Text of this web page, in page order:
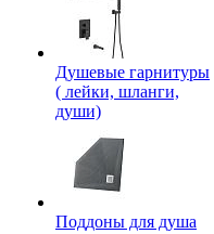
Душевые гарнитуры
( лейки, шланги,
души)
Поддоны для душа